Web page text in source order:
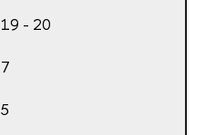
19 - 20
7
5